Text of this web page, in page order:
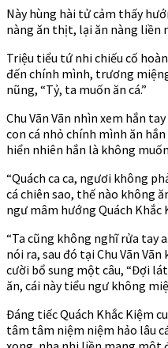
Này hùng hài tử cảm thấy
nàng ăn thịt, lại ăn nàng liền
Triệu tiểu tứ nhi chiếu cố
đến chính mình, trương
nũng, “Tỷ, ta muốn ăn cá.”
Chu Vãn Vãn nhìn xem hắn
con cá nhỏ chính mình ăn
hiển nhiên hắn là không
“Quách ca ca, ngươi không
cá chiên sao, thế nào không
ngư mâm hướng Quách
“Ta cũng không nghĩ rửa tay
nói ra, sau đó tại Chu Vãn
cười bổ sung một câu, “Đợi
ăn, cái này tiểu ngư không
Đáng tiếc Quách Khắc Kiệm
tâm tâm niệm niệm hảo lâu